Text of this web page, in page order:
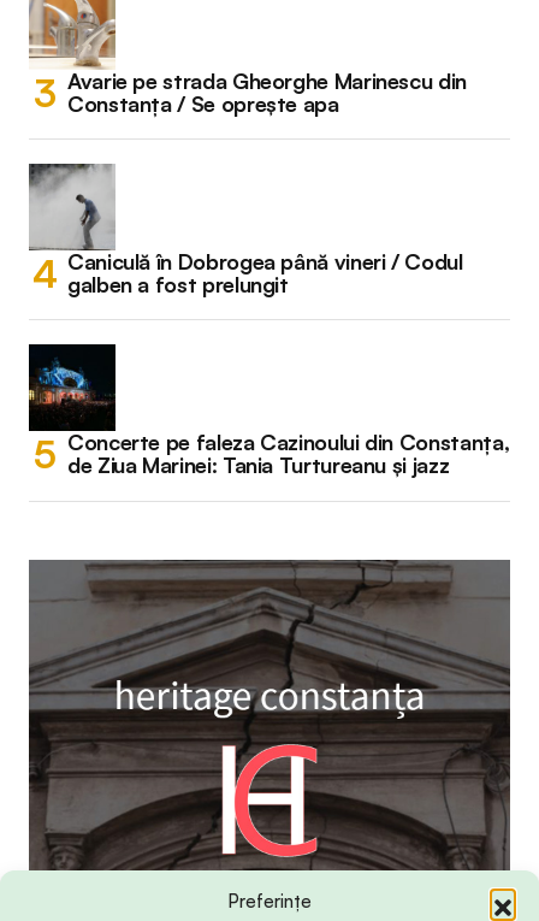
Preferințe
Avarie pe strada Gheorghe Marinescu din
Constanța / Se oprește apa
Caniculă în Dobrogea până vineri / Codul
galben a fost prelungit
Concerte pe faleza Cazinoului din Constanța,
de Ziua Marinei: Tania Turtureanu și jazz